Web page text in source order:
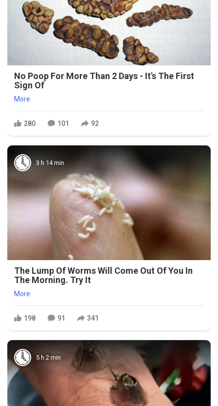
No Poop For More Than 2 Days - It's The First
Sign Of
More
280 101 92
3 h 14 min
The Lump Of Worms Will Come Out Of You In
The Morning. Try It
More
198 91 341
5 h 2 min